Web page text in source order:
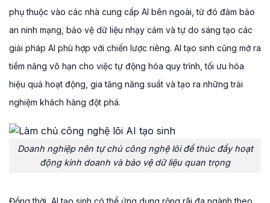
phụ thuộc vào các nhà cung cấp AI bên ngoài, từ đó đảm bảo
an ninh mạng, bảo vệ dữ liệu nhạy cảm và tự do sáng tạo các
giải pháp AI phù hợp với chiến lược riêng. AI tạo sinh cũng mở ra
tiềm năng vô hạn cho việc tự động hóa quy trình, tối ưu hóa
hiệu quả hoạt động, gia tăng năng suất và tạo ra những trải
nghiệm khách hàng đột phá.
Doanh nghiệp nên tự chủ công nghệ lõi để thúc đẩy hoạt
động kinh doanh và bảo vệ dữ liệu quan trọng
Đồng thời, AI tạo sinh có thể ứng dụng rộng rãi đa ngành theo